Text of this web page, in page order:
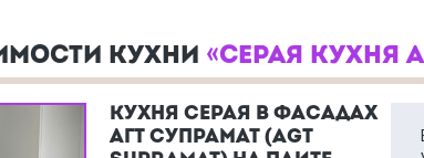
КУХНИ «СЕРАЯ КУХНЯ
КУХНЯ СЕРАЯ В ФАСАДАХ
АГТ СУПРАМАТ (AGT